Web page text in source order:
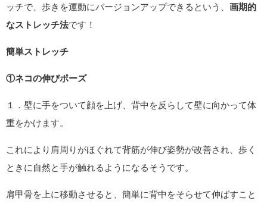
ッチで、歩きを運動にバージョンアップできるという、 画期的
なストレッチ法です！
簡単ストレッチ
①ネコの伸びポーズ
１．壁に手をついて顔を上げ、背中を反らして壁に向かって体
重をかけます。
これにより肩周りがほぐれて背筋が伸び姿勢が改善され、歩く
ときに自然と手が触れるようになるそうです。
肩甲骨を上に移動させると、簡単に背中をそらせて伸ばすこと